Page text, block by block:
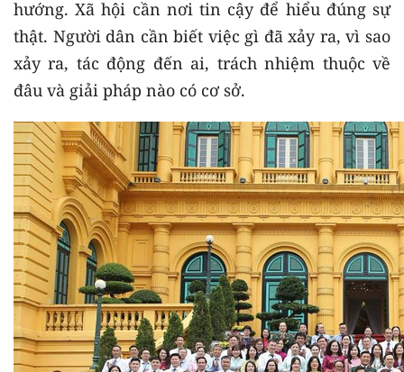
hướng. Xã hội cần nơi tin cậy để hiểu đúng sự
thật. Người dân cần biết việc gì đã xảy ra, vì sao
xảy ra, tác động đến ai, trách nhiệm thuộc về
đâu và giải pháp nào có cơ sở.